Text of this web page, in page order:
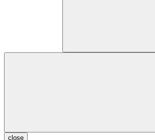
close